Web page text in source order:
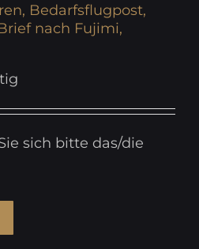
Bedarfsflugpost,
nach Fujimi,
sich bitte das/die